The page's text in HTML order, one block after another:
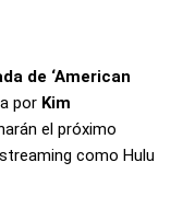
de ‘American
por Kim
el próximo
como Hulu